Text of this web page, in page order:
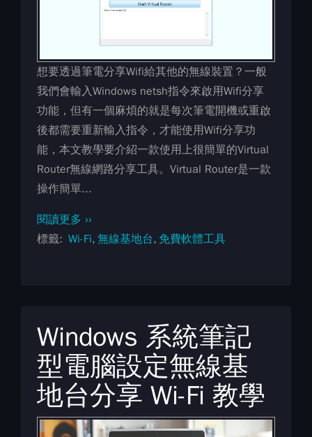
想要透過筆電分享Wifi給其他的無線裝置？一般
我們會輸入Windows netsh指令來啟用Wifi分享
功能，但有一個麻煩的就是每次筆電開機或重啟
後都需要重新輸入指令，才能使用Wifi分享功
能，本文教學要介紹一款使用上很簡單的Virtual
Router無線網路分享工具。Virtual Router是一款
操作簡單...
閱讀更多 ››
標籤
Wi-Fi 無線基地台 免費軟體工具
Windows 系統筆記
型電腦設定無線基
地台分享 Wi-Fi 教學